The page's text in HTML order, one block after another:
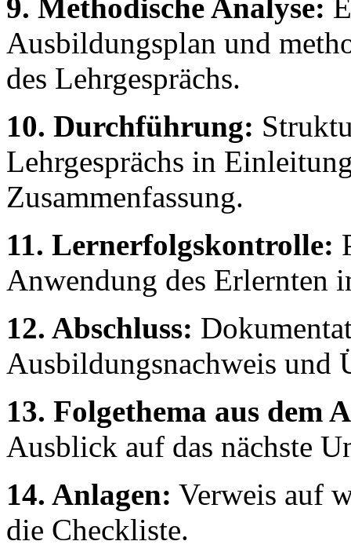
9. Methodische Analyse:
Ausbildungsplan und
des Lehrgesprächs.
10. Durchführung:
Lehrgesprächs in
Zusammenfassung.
11. Lernerfolgskontrolle:
Anwendung des Erlernten
12. Abschluss:
Ausbildungsnachweis und
13. Folgethema aus dem
Ausblick auf das nächste
14. Anlagen: Verweis auf
die Checkliste.